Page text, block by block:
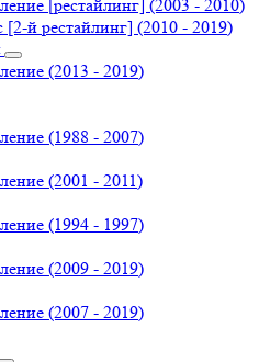
[рестайлинг] (2003 - 2010)
[2-й рестайлинг] (2010 - 2019)
(2013 - 2019)
(1988 - 2007)
(2001 - 2011)
(1994 - 1997)
(2009 - 2019)
(2007 - 2019)